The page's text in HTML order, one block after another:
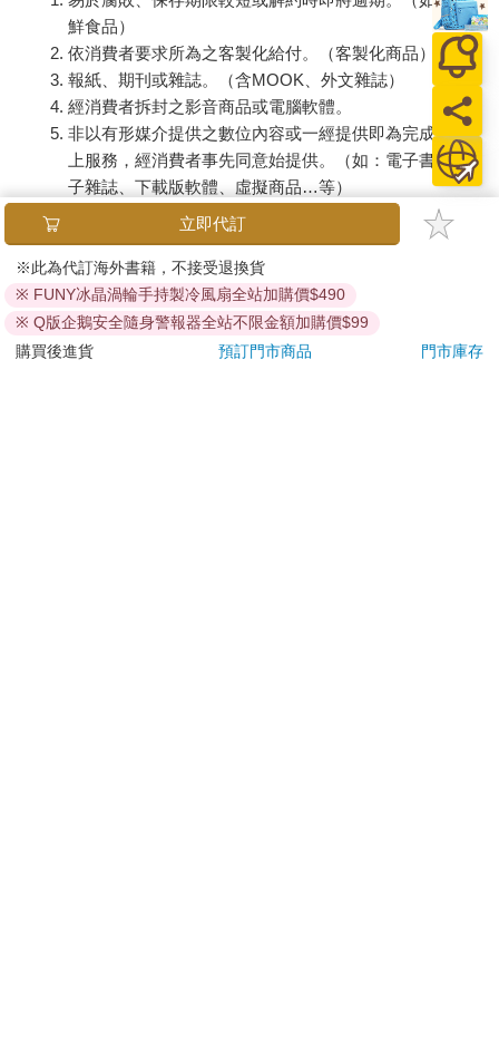
鮮食品）
依消費者要求所為之客製化給付。（客製化商品）
報紙、期刊或雜誌。（含MOOK、外文雜誌）
經消費者拆封之影音商品或電腦軟體。
非以有形媒介提供之數位內容或一經提供即為完成之線
上服務，經消費者事先同意始提供。（如：電子書、電
子雜誌、下載版軟體、虛擬商品…等）
已拆封之個人衛生用品。（如：內衣褲、刮鬍刀、除毛
若非上列種類商品，均享有到貨7天的猶豫期（含例假
日）。
辦理退換貨時，商品（組合商品恕無法接受單獨退貨）必須
是您收到商品時的原始狀態（包含商品本體、配件、贈品、
立即代訂
※此為代訂海外書籍，不接受退換貨
※ FUNY冰晶渦輪手持製冷風扇全站加購價$490
※ Q版企鵝安全隨身警報器全站不限金額加購價$99
購買後進貨
預訂門市商品 門市庫存